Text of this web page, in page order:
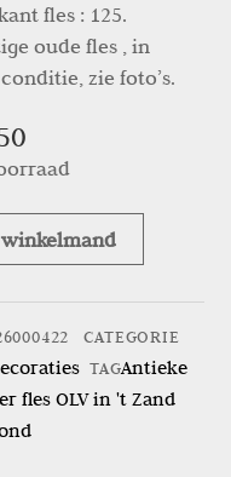
fles : 125.
oude fles , in
zie foto’s.
CATEGORIE
TAGAntieke
fles OLV in 't Zand